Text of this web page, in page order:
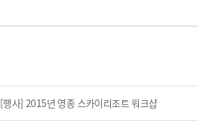
[행사] 2015년 영종 스카이리조트 워크샵